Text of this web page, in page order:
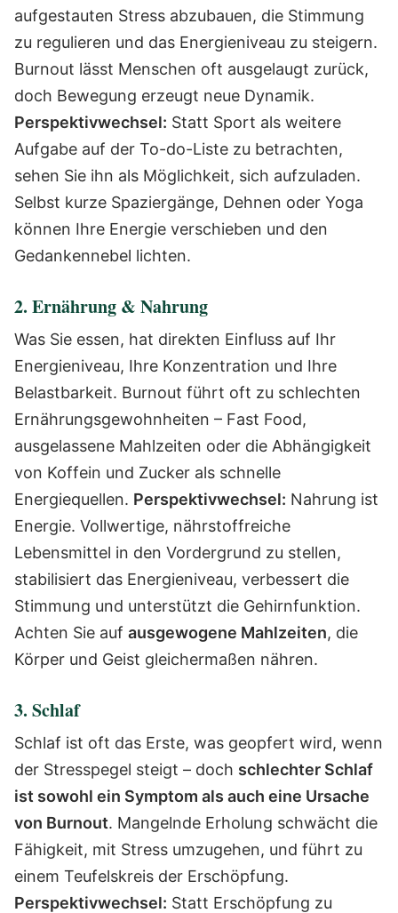
aufgestauten Stress abzubauen, die Stimmung
zu regulieren und das Energieniveau zu steigern.
Burnout lässt Menschen oft ausgelaugt zurück,
doch Bewegung erzeugt neue Dynamik.
Perspektivwechsel: Statt Sport als weitere
Aufgabe auf der To-do-Liste zu betrachten,
sehen Sie ihn als Möglichkeit, sich aufzuladen.
Selbst kurze Spaziergänge, Dehnen oder Yoga
können Ihre Energie verschieben und den
Gedankennebel lichten.
2. Ernährung & Nahrung
Was Sie essen, hat direkten Einfluss auf Ihr
Energieniveau, Ihre Konzentration und Ihre
Belastbarkeit. Burnout führt oft zu schlechten
Ernährungsgewohnheiten – Fast Food,
ausgelassene Mahlzeiten oder die Abhängigkeit
von Koffein und Zucker als schnelle
Energiequellen. Perspektivwechsel: Nahrung ist
Energie. Vollwertige, nährstoffreiche
Lebensmittel in den Vordergrund zu stellen,
stabilisiert das Energieniveau, verbessert die
Stimmung und unterstützt die Gehirnfunktion.
Achten Sie auf ausgewogene Mahlzeiten, die
Körper und Geist gleichermaßen nähren.
3. Schlaf
Schlaf ist oft das Erste, was geopfert wird, wenn
der Stresspegel steigt – doch schlechter Schlaf
ist sowohl ein Symptom als auch eine Ursache
von Burnout. Mangelnde Erholung schwächt die
Fähigkeit, mit Stress umzugehen, und führt zu
einem Teufelskreis der Erschöpfung.
Perspektivwechsel: Statt Erschöpfung zu